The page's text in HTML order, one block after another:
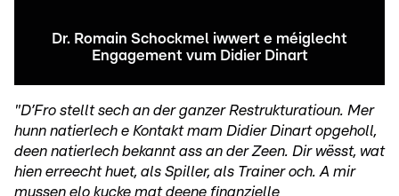
Dr. Romain Schockmel iwwert e méiglecht
Engagement vum Didier Dinart
"D’Fro stellt sech an der ganzer Restrukturatioun. Mer
hunn natierlech e Kontakt mam Didier Dinart opgeholl,
deen natierlech bekannt ass an der Zeen. Dir wësst, wat
hien erreecht huet, als Spiller, als Trainer och. A mir
mussen elo kucke mat deene finanzielle